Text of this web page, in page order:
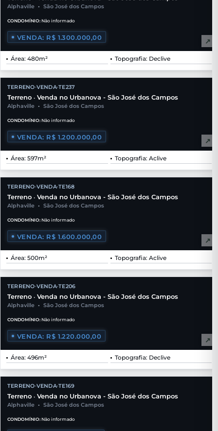
Alphaville • São José dos Campos
CONDOMÍNIO: Não informado
VENDA: R$ 1.300.000,00 ↗
Área: 480m² Topografia: Declive
TERRENO•VENDA•TE237
Terreno • Venda no Urbanova - São José dos Campos
Alphaville • São José dos Campos
CONDOMÍNIO: Não informado
VENDA: R$ 1.200.000,00 ↗
Área: 597m² Topografia: Aclive
TERRENO•VENDA•TE168
Terreno • Venda no Urbanova - São José dos Campos
Alphaville • São José dos Campos
CONDOMÍNIO: Não informado
VENDA: R$ 1.600.000,00 ↗
Área: 500m² Topografia: Aclive
TERRENO•VENDA•TE206
Terreno • Venda no Urbanova - São José dos Campos
Alphaville • São José dos Campos
CONDOMÍNIO: Não informado
VENDA: R$ 1.220.000,00 ↗
Área: 496m² Topografia: Declive
TERRENO•VENDA•TE169
Terreno • Venda no Urbanova - São José dos Campos
Alphaville • São José dos Campos
CONDOMÍNIO: Não informado